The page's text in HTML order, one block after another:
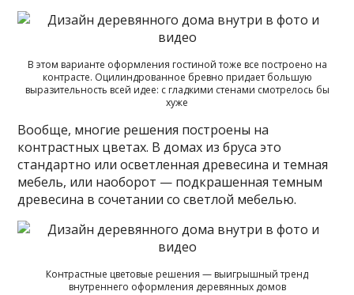
В этом варианте оформления гостиной тоже все построено на
контрасте. Оцилиндрованное бревно придает большую
выразительность всей идее: с гладкими стенами смотрелось бы
хуже
Вообще, многие решения построены на
контрастных цветах. В домах из бруса это
стандартно или осветленная древесина и темная
мебель, или наоборот — подкрашенная темным
древесина в сочетании со светлой мебелью.
Контрастные цветовые решения — выигрышный тренд
внутреннего оформления деревянных домов